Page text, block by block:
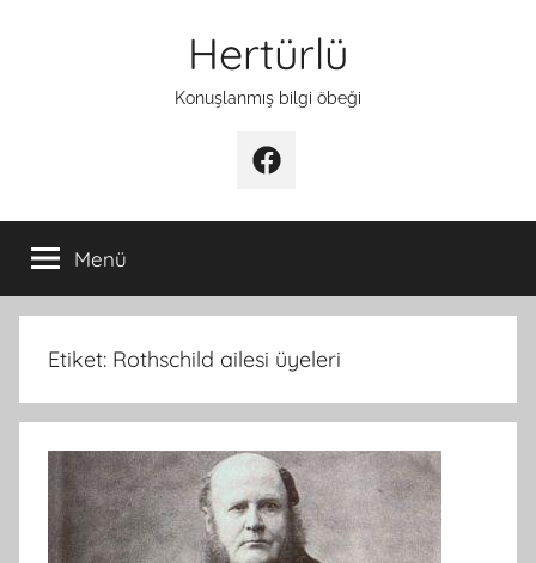
Hertürlü
Konuşlanmış bilgi öbeği
Facebook
Menü
Etiket: Rothschild ailesi üyeleri